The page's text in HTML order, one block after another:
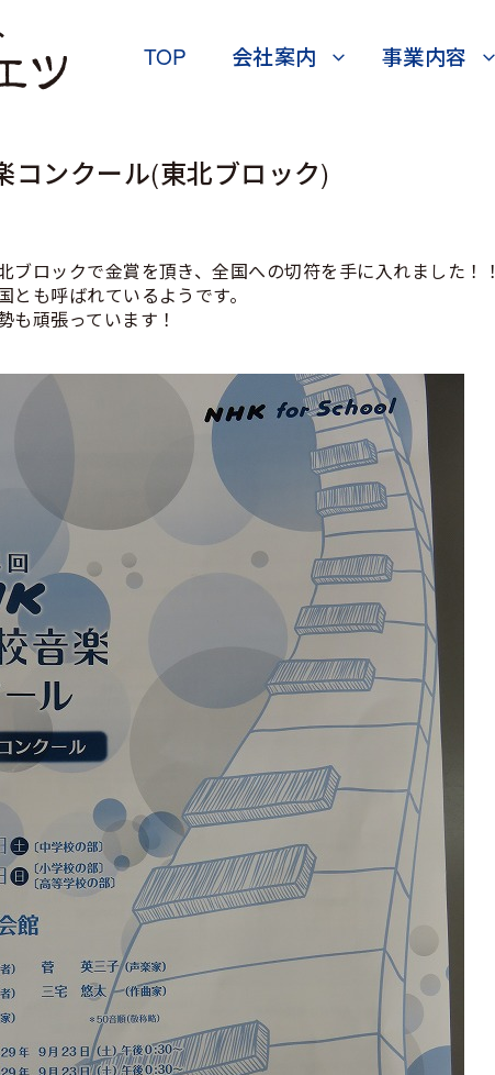
TOP 会社案内 事業内容
コンクール(東北ブロック)
ロックで金賞を頂き、全国への切符を手に入れました！！
も呼ばれているようです。
も頑張っています！